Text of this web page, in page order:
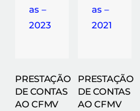
as –
2023
PRESTAÇÃO
DE CONTAS
AO CFMV
as –
2021
PRESTAÇÃO
DE CONTAS
AO CFMV